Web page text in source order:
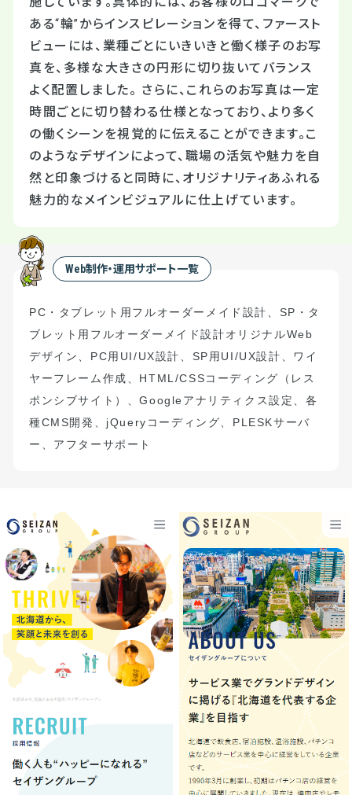
ある“輪”からインスピレーションを得て、ファースト
ビューには、業種ごとにいきいきと働く様子のお写
真を、多様な大きさの円形に切り抜いてバランス
よく配置しました。 さらに、これらのお写真は一定
時間ごとに切り替わる仕様となっており、より多く
の働くシーンを視覚的に伝えることができます。こ
のようなデザインによって、職場の活気や魅力を自
然と印象づけると同時に、オリジナリティあふれる
魅力的なメインビジュアルに仕上げています。
Web制作・運用サポート一覧
PC ・タブレット用フルオーダーメイド設計、 SP ・タ
ブレット用フルオーダーメイド設計オリジナルWeb
デザイン、 PC用 UI/UX設計、 SP用 UI/UX設計、ワイ
ヤーフレーム作成、 HTML/CSSコーディング（ レス
ポンシブサイト） 、Googleアナリティクス設定、各
種CMS開発、 jQuery コーディング、 PLESKサーバ
ー、アフターサポート